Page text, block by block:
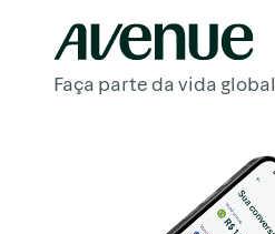
Faça parte da vida global